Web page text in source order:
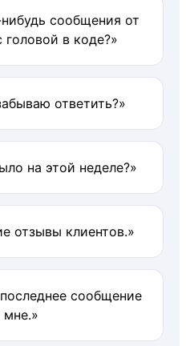
сообщения от
головой в коде?»
ответить?»
на этой неделе?»
отзывы клиентов.»
сообщение
мне.»